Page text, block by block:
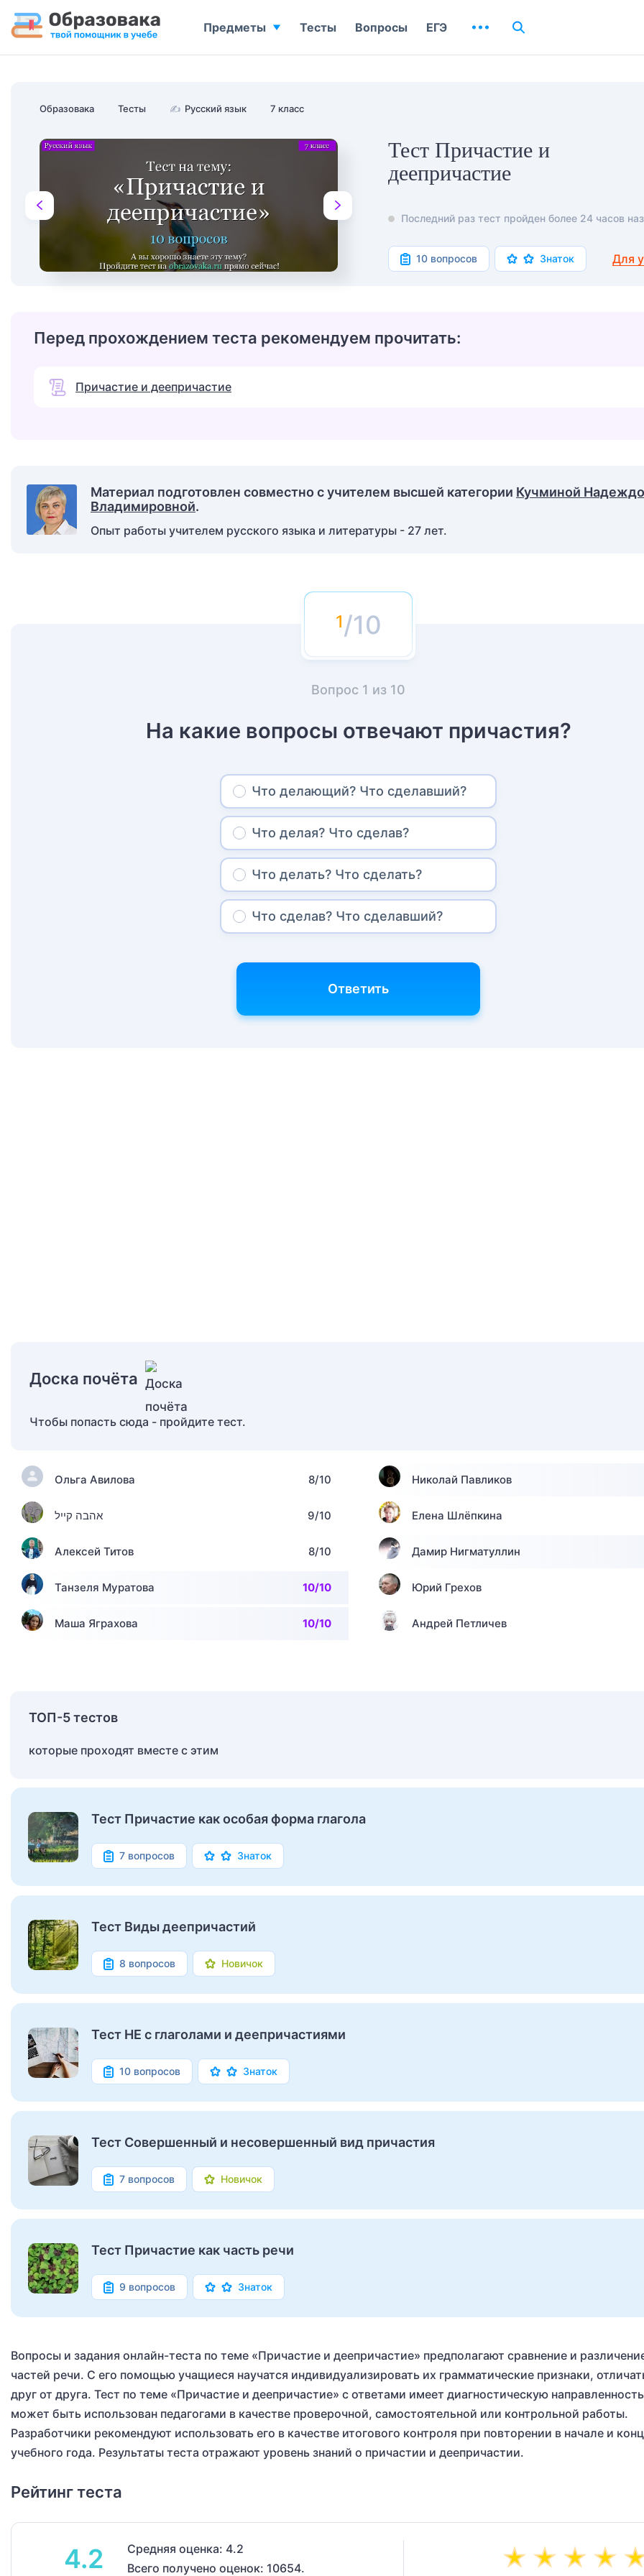
Образовака Тесты ✍ Русский язык 7 класс
Тест Причастие и
деепричастие
Последний раз тест пройден более 24 часов
10 вопросов Знаток Для
Перед прохождением теста рекомендуем прочитать:
Причастие и деепричастие
Материал подготовлен совместно с учителем высшей категории Кучминой
Владимировной.
Опыт работы учителем русского языка и литературы - 27 лет.
/10
Вопрос 1 из 10
На какие вопросы отвечают причастия?
Что делающий? Что сделавший?
Что делая? Что сделав?
Что делать? Что сделать?
Что сделав? Что сделавший?
Ответить
Доска почёта
Чтобы попасть сюда - пройдите тест.
Ольга Авилова 8/10 Николай Павликов
אהבה קייל 9/10 Елена Шлёпкина
Алексей Титов 8/10 Дамир Нигматуллин
Танзеля Муратова 10/10 Юрий Грехов
Маша Яграхова 10/10 Андрей Петличев
ТОП-5 тестов
которые проходят вместе с этим
Тест Причастие как особая форма глагола
7 вопросов Знаток
Тест Виды деепричастий
8 вопросов Новичок
Тест НЕ с глаголами и деепричастиями
10 вопросов Знаток
Тест Совершенный и несовершенный вид причастия
7 вопросов Новичок
Тест Причастие как часть речи
9 вопросов Знаток
Вопросы и задания онлайн-теста по теме «Причастие и деепричастие» предполагают сравнение и
частей речи. С его помощью учащиеся научатся индивидуализировать их грамматические признаки,
друг от друга. Тест по теме «Причастие и деепричастие» с ответами имеет диагностическую
может быть использован педагогами в качестве проверочной, самостоятельной или контрольной работы.
Разработчики рекомендуют использовать его в качестве итогового контроля при повторении в начале и
учебного года. Результаты теста отражают уровень знаний о причастии и деепричастии.
Рейтинг теста
4.2
Средняя оценка: 4.2
Всего получено оценок: 10654.
Предметы Тесты Вопросы ЕГЭ